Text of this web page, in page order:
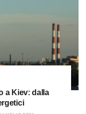
a Kiev: dalla